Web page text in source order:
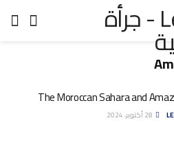
The Moroccan Sahara and